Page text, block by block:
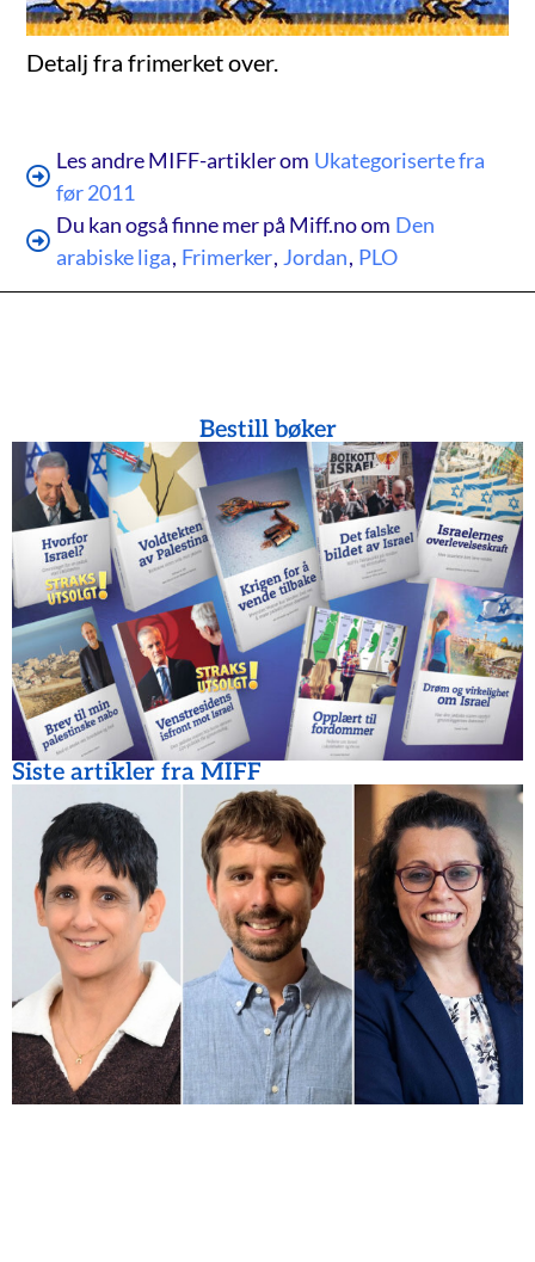
Detalj fra frimerket over.
Les andre MIFF-artikler om Ukategoriserte fra
før 2011
Du kan også finne mer på Miff.no om Den
arabiske liga, Frimerker, Jordan, PLO
Bestill bøker
Siste artikler fra MIFF